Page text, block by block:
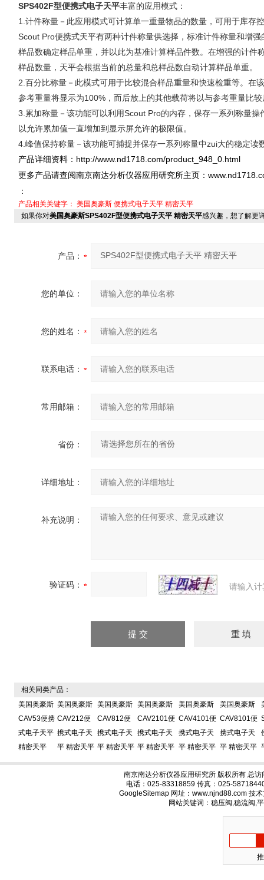
SPS402F型便携式电子天平丰富的应用模式：
1.计件称量－此应用模式可计算单一重量物品的数量，可用于库存
Scout Pro便携式天平有两种计件称量供选择，标准计件称量和增
样品数确定样品单重，并以此为基准计算样品件数。在增强的计件
样品数量，天平会根据当前的总量和总样品数自动计算样品单重。
2.百分比称量－此模式可用于比较混合样品重量和快速检重等。在
参考重量将显示为100%，而后放上的其他载荷将以与参考重量比
3.累加称量－该功能可以利用Scout Pro的内存，保存一系列称量
以允许累加值一直增加到显示屏允许的极限值。
4.峰值保持称量－该功能可捕捉并保存一系列称量中zui大的稳定读
产品详细资料： http://www.nd1718.com/product_948_0.html
更多产品请查阅南京南达分析仪器应用研究所主页：
：
产品相关关键字： 美国奥豪斯 便携式电子天平 精密天平
如果你对美国奥豪斯SPS402F型便携式电子天平 精密天平感兴趣，想了解更
产品：
您的单位：
您的姓名：
联系电话：
常用邮箱：
省份：
详细地址：
补充说明：
验证码： 请输入
相关同类产品：
美国奥豪斯
CAV53便携
式电子天平
精密天平
美国奥豪斯
CAV212便
携式电子天
平 精密天平
美国奥豪斯
CAV812便
携式电子天
平 精密天平
美国奥豪斯
CAV2101便
携式电子天
平 精密天平
美国奥豪斯
CAV4101便
携式电子天
平 精密天平
美国奥豪斯
CAV8101便
携式电子天
平 精密天平
南京南达分析仪器应用研究所 版权所有 总访
电话：025-83318859 传真：025-
GoogleSitemap 网址：www.njnd88.com 技
网站关键词：稳压阀,稳流阀,